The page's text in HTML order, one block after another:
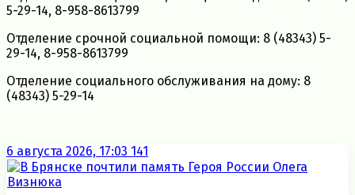
5-29-14, 8-958-8613799
Отделение срочной социальной помощи: 8 (48343) 5-
29-14, 8-958-8613799
Отделение социального обслуживания на дому: 8
(48343) 5-29-14
6 августа 2026, 17:03 141